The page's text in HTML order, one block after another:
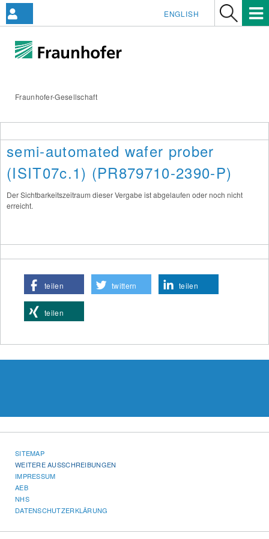
Fraunhofer-Gesellschaft
ENGLISH
semi-automated wafer prober
(ISIT07c.1) (PR879710-2390-P)
Der Sichtbarkeitszeitraum dieser Vergabe ist abgelaufen oder noch nicht
erreicht.
teilen twittern teilen
teilen
SITEMAP
WEITERE AUSSCHREIBUNGEN
IMPRESSUM
AEB
NHS
DATENSCHUTZERKLÄRUNG